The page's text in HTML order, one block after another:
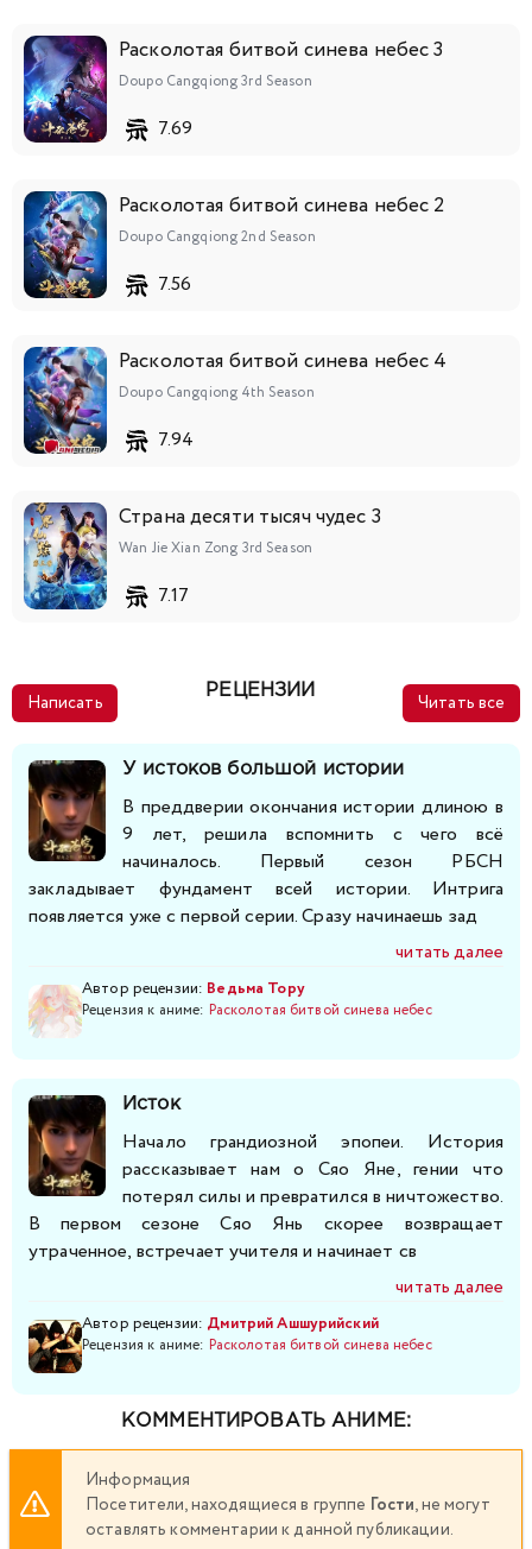
Расколотая битвой синева небес 3
Doupo Cangqiong 3rd Season
7.69
Расколотая битвой синева небес 2
Doupo Cangqiong 2nd Season
7.56
Расколотая битвой синева небес 4
Doupo Cangqiong 4th Season
7.94
Страна десяти тысяч чудес 3
Wan Jie Xian Zong 3rd Season
7.17
Написать
РЕЦЕНЗИИ
Читать все
У истоков большой истории
В преддверии окончания истории длиною в
9 лет, решила вспомнить с чего всё
начиналось. Первый сезон РБСН
закладывает фундамент всей истории. Интрига
появляется уже с первой серии. Сразу начинаешь зад
читать далее
Автор рецензии: Ведьма Тору
Рецензия к аниме: Расколотая битвой синева небес
Исток
Начало грандиозной эпопеи. История
рассказывает нам о Сяо Яне, гении что
потерял силы и превратился в ничтожество.
В первом сезоне Сяо Янь скорее возвращает
утраченное, встречает учителя и начинает св
читать далее
Автор рецензии: Дмитрий Ашшурийский
Рецензия к аниме: Расколотая битвой синева небес
КОММЕНТИРОВАТЬ АНИМЕ:
Информация
Посетители, находящиеся в группе Гости, не могут
оставлять комментарии к данной публикации.